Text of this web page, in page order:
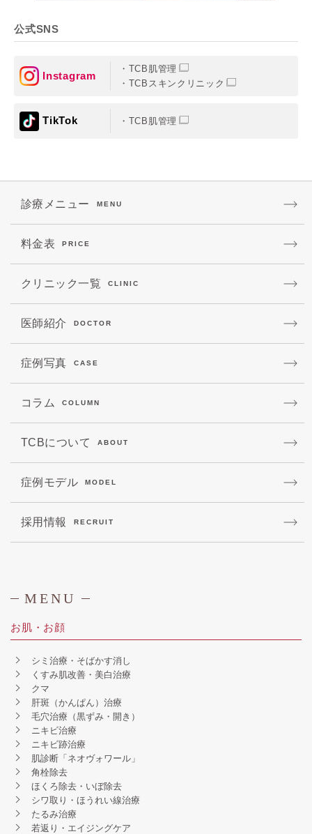
公式SNS
Instagram
TCB肌管理
TCBスキンクリニック
TikTok TCB肌管理
診療メニュー MENU
料金表 PRICE
クリニック一覧 CLINIC
医師紹介 DOCTOR
症例写真 CASE
コラム COLUMN
TCBについて ABOUT
症例モデル MODEL
採用情報 RECRUIT
MENU
お肌・お顔
シミ治療・そばかす消し
くすみ肌改善・美白治療
クマ
肝斑（かんぱん）治療
毛穴治療（黒ずみ・開き）
ニキビ治療
ニキビ跡治療
肌診断「ネオヴォワール」
角栓除去
ほくろ除去・いぼ除去
シワ取り・ほうれい線治療
たるみ治療
若返り・エイジングケア